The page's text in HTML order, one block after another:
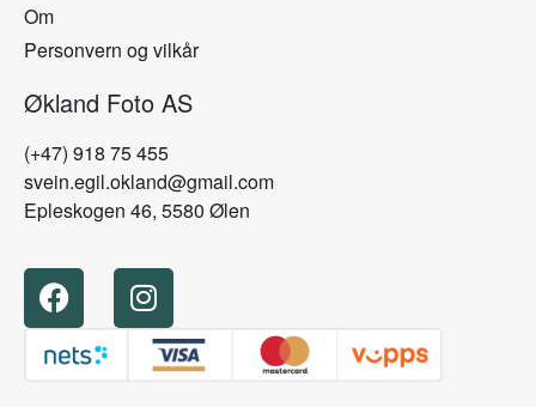
Om
Personvern og vilkår
Økland Foto AS
(+47) 918 75 455
svein.egil.okland@gmail.com
Epleskogen 46, 5580 Ølen